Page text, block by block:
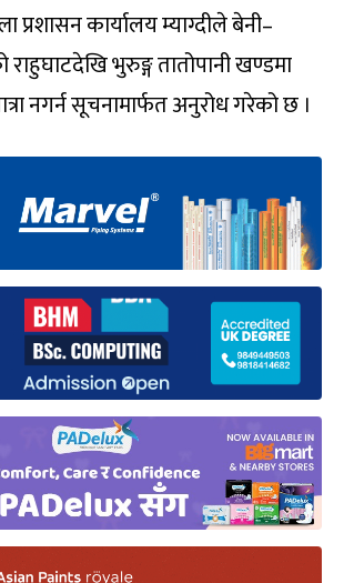
प्रशासन कार्यालय म्याग्दीले बेनी–
भुरुङ्ग तातोपानी खण्डमा
नगर्न सूचनामार्फत अनुरोध गरेको छ ।